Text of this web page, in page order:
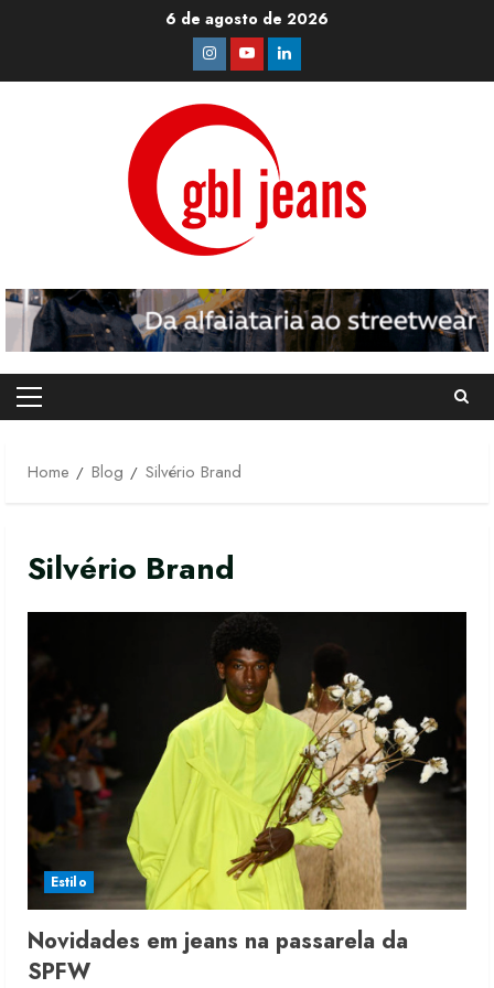
6 de agosto de 2026
Instagram
YoutubeLinkedin
Primary
Home
Blog Silvério Brand
Silvério Brand
Estilo
Novidades em jeans na passarela da
SPFW